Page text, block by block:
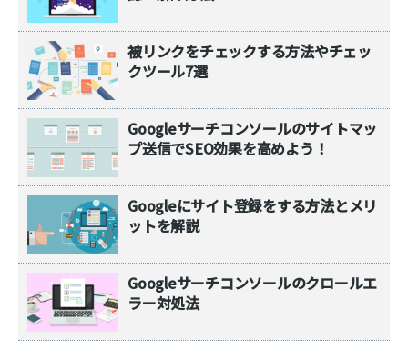
被リンクをチェックする方法やチェッ
クツール7選
Googleサーチコンソールのサイトマッ
プ送信でSEO効果を高めよう！
Googleにサイト登録をする方法とメリ
ットを解説
Googleサーチコンソールのクロールエ
ラー対処法